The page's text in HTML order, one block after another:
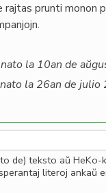
rajtas prunti monon
la 10an de
la 26an de julio
de) teksto aŭ HeKo-
literoj ankaŭ